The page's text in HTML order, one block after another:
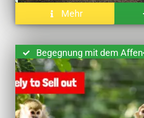
Mehr
Begegnung mit dem Affen